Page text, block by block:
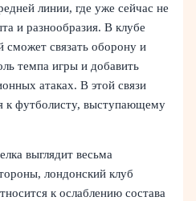
линии, где уже сейчас не
и разнообразия. В клубе
связать оборону и
темпа игры и добавить
атаках. В этой связи
к футболисту, выступающему
выглядит весьма
лондонский клуб
к ослаблению состава